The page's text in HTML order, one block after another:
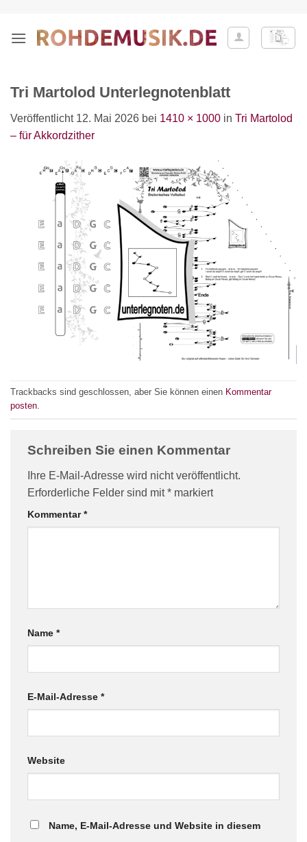
springen
Tri Martolod Unterlegnotenblatt
Veröffentlicht 12. Mai 2026 bei 1410 × 1000 in Tri Martolod
– für Akkordzither
Trackbacks sind geschlossen, aber Sie können einen Kommentar
posten.
Schreiben Sie einen Kommentar
Ihre E-Mail-Adresse wird nicht veröffentlicht.
Erforderliche Felder sind mit* markiert
Kommentar*
Name *
E-Mail-Adresse *
Website
Name, E-Mail-Adresse und Website in diesem